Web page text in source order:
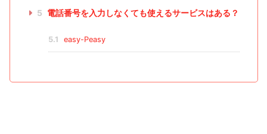
5 電話番号を入力しなくても使えるサービスはある？
5.1 easy-Peasy